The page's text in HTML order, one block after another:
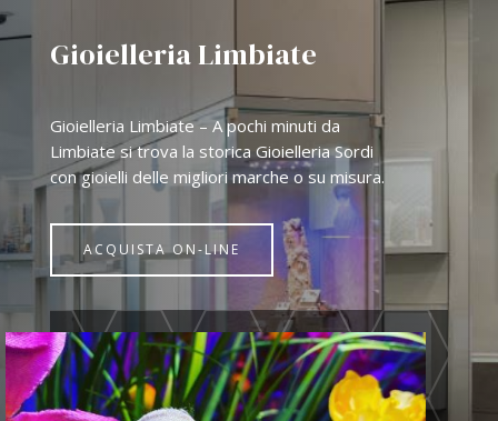
Gioielleria Limbiate
Gioielleria Limbiate – A pochi minuti da
Limbiate si trova la storica Gioielleria Sordi
con gioielli delle migliori marche o su misura.
ACQUISTA ON-LINE